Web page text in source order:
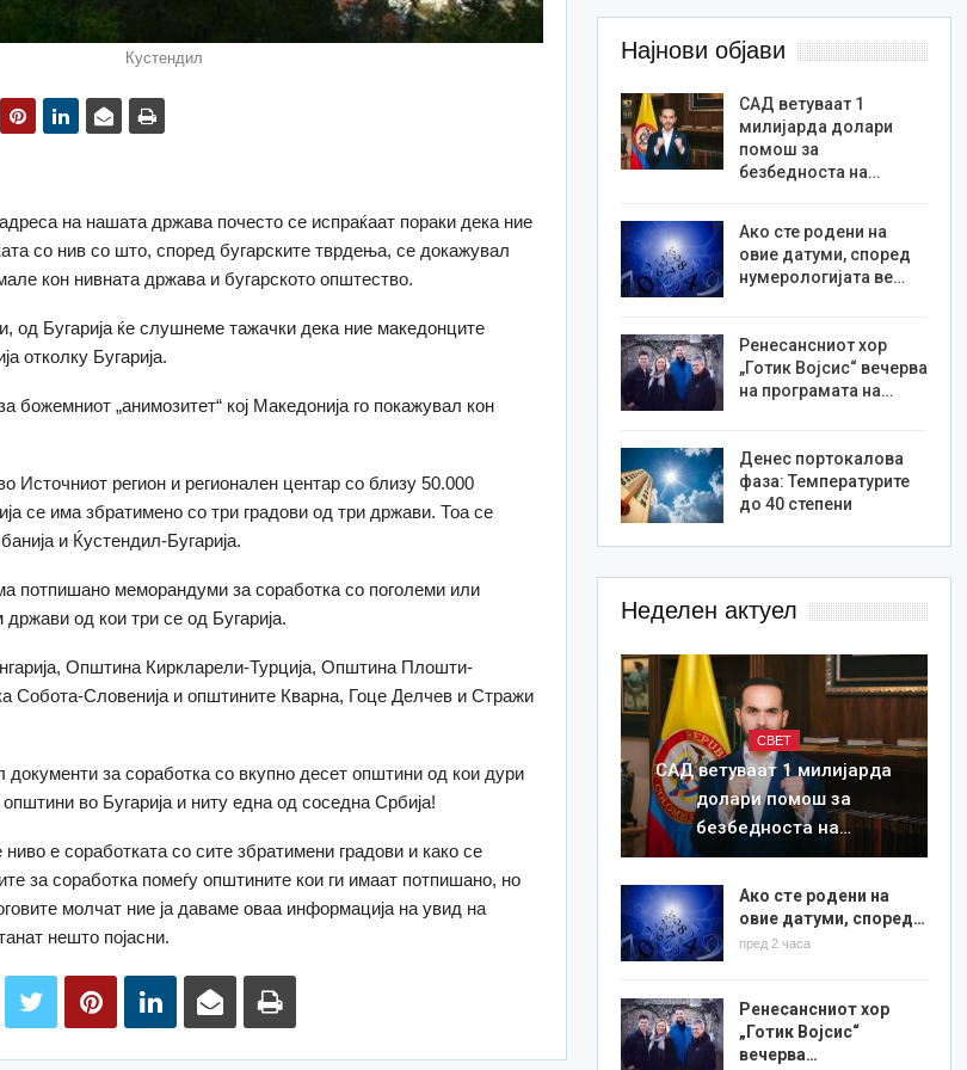
Кустендил
на нашата држава почесто се испраќаат пораки дека ние
со нив со што, според бугарските тврдења, се докажувал
кон нивната држава и бугарското општество.
од Бугарија ќе слушнеме тажачки дека ние македонците
отколку Бугарија.
божемниот „анимозитет“ кој Македонија го покажувал кон
Источниот регион и регионален центар со близу 50.000
се има збратимено со три градови од три држави. Тоа се
и Ќустендил-Бугарија.
потпишано меморандуми за соработка со поголеми или
од кои три се од Бугарија.
Општина Киркларели-Турција, Општина Плошти-
Собота-Словенија и општините Кварна, Гоце Делчев и Стражи
за соработка со вкупно десет општини од кои дури
во Бугарија и ниту една од соседна Србија!
е соработката со сите збратимени градови и како се
за соработка помеѓу општините кои ги имаат потпишано, но
молчат ние ја даваме оваа информација на увид на
нешто појасни.
Најнови објави
САД ветуваат 1
милијарда долари
помош за
безбедноста на…
Ако сте родени на
овие датуми, според
нумерологијата ве…
Ренесансниот хор
„Готик Војсис“ вечерва
на програмата на…
Денес портокалова
фаза: Температурите
до 40 степени
Неделен актуел
СВЕТ
САД ветуваат 1 милијарда
долари помош за
безбедноста на…
Ако сте родени на
овие датуми, според…
пред 2 часа
Ренесансниот хор
„Готик Војсис“
вечерва…